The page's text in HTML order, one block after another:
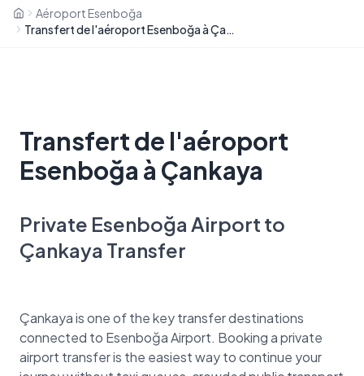
Aéroport Esenboğa
Transfert de l'aéroport Esenboğa à Çankaya
Transfert de l'aéroport
Esenboğa à Çankaya
Private Esenboğa Airport to
Çankaya Transfer
Çankaya is one of the key transfer destinations
connected to Esenboğa Airport. Booking a private
airport transfer is the easiest way to continue your